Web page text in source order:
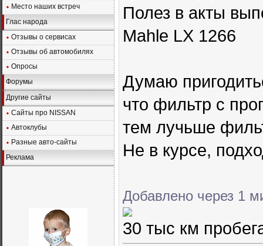
Место наших встреч
Глас народа
Отзывы о сервисах
Отзывы об автомобилях
Опросы
Форумы
Другие сайты
Сайты про NISSAN
Автоклубы
Разные авто-сайты
Реклама
Полез в акты
Mahle LX 1266
Думаю
что фильтр с
тем лучьше
Не в курсе,
Добавлено через 1
30 тыс км